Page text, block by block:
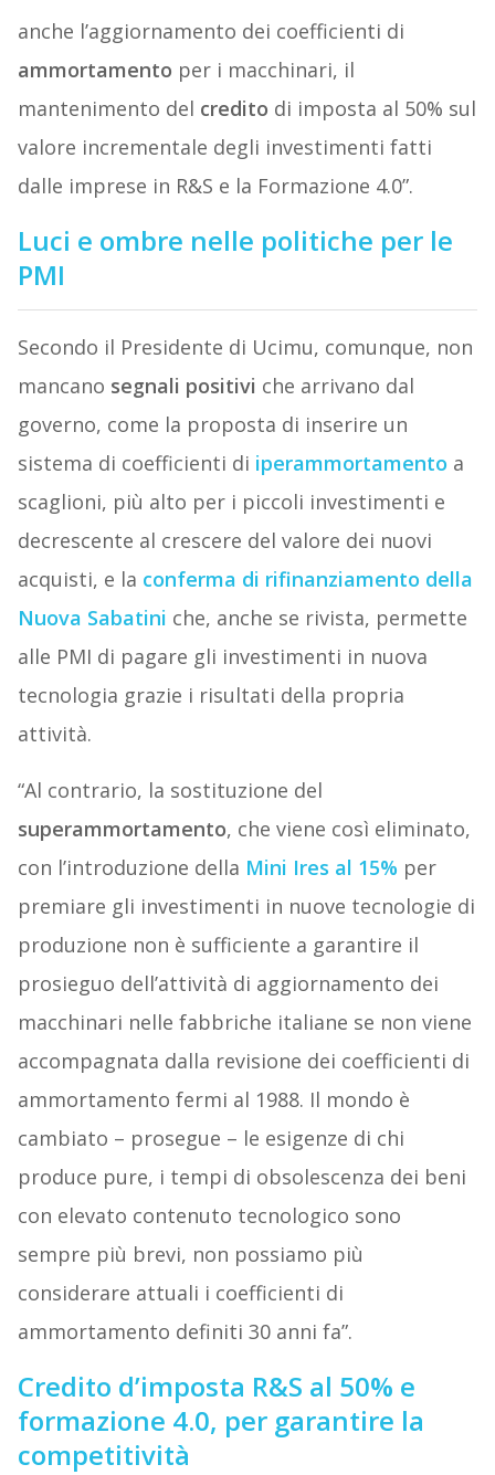
anche l’aggiornamento dei coefficienti di
ammortamento per i macchinari, il
mantenimento del credito di imposta al 50% sul
valore incrementale degli investimenti fatti
dalle imprese in R&S e la Formazione 4.0”.
Luci e ombre nelle politiche per le
PMI
Secondo il Presidente di Ucimu, comunque, non
mancano segnali positivi che arrivano dal
governo, come la proposta di inserire un
sistema di coefficienti di iperammortamento a
scaglioni, più alto per i piccoli investimenti e
decrescente al crescere del valore dei nuovi
acquisti, e la conferma di rifinanziamento della
Nuova Sabatini che, anche se rivista, permette
alle PMI di pagare gli investimenti in nuova
tecnologia grazie i risultati della propria
attività.
“Al contrario, la sostituzione del
superammortamento, che viene così eliminato,
con l’introduzione della Mini Ires al 15% per
premiare gli investimenti in nuove tecnologie di
produzione non è sufficiente a garantire il
prosieguo dell’attività di aggiornamento dei
macchinari nelle fabbriche italiane se non viene
accompagnata dalla revisione dei coefficienti di
ammortamento fermi al 1988. Il mondo è
cambiato – prosegue – le esigenze di chi
produce pure, i tempi di obsolescenza dei beni
con elevato contenuto tecnologico sono
sempre più brevi, non possiamo più
considerare attuali i coefficienti di
ammortamento definiti 30 anni fa”.
Credito d’imposta R&S al 50% e
formazione 4.0, per garantire la
competitività